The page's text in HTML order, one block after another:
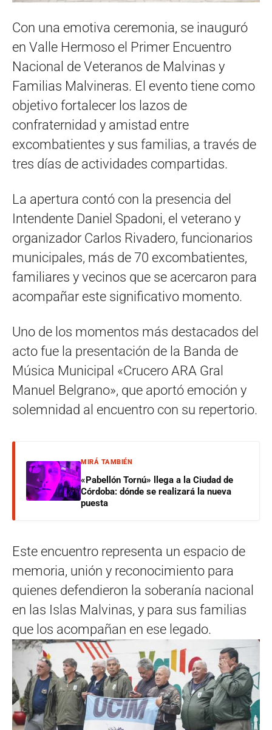
Con una emotiva ceremonia, se inauguró
en Valle Hermoso el Primer Encuentro
Nacional de Veteranos de Malvinas y
Familias Malvineras. El evento tiene como
objetivo fortalecer los lazos de
confraternidad y amistad entre
excombatientes y sus familias, a través de
tres días de actividades compartidas.
La apertura contó con la presencia del
Intendente Daniel Spadoni, el veterano y
organizador Carlos Rivadero, funcionarios
municipales, más de 70 excombatientes,
familiares y vecinos que se acercaron para
acompañar este significativo momento.
Uno de los momentos más destacados del
acto fue la presentación de la Banda de
Música Municipal «Crucero ARA Gral
Manuel Belgrano», que aportó emoción y
solemnidad al encuentro con su repertorio.
MIRÁ TAMBIÉN
«Pabellón Tornú» llega a la Ciudad de
Córdoba: dónde se realizará la nueva
puesta
Este encuentro representa un espacio de
memoria, unión y reconocimiento para
quienes defendieron la soberanía nacional
en las Islas Malvinas, y para sus familias
que los acompañan en ese legado.